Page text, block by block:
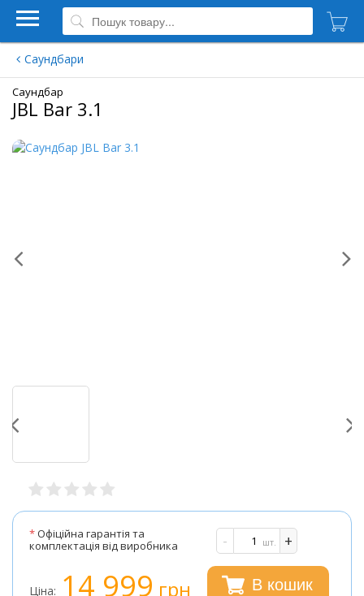
Саундбари
Саундбар
JBL Bar 3.1
*Офіційна гарантія та
комплектація від виробника
- +
шт.
Ціна: 14 999 грн В кошик